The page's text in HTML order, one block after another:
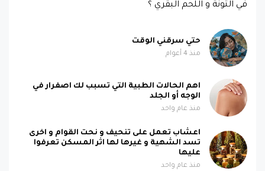
في التونة و اللحم البقري ؟
حتي سرقني الوقت
منذ 4 أعوام
اهم الحالات الطبية التي تسبب لك اصفرار في
الوجه أو الجلد
منذ عام واحد
اعشاب تعمل على تنحيف و نحت القوام و اخرى
تسد الشهية و غيرها لها اثر المسكن تعرفوا
عليها
منذ عام واحد